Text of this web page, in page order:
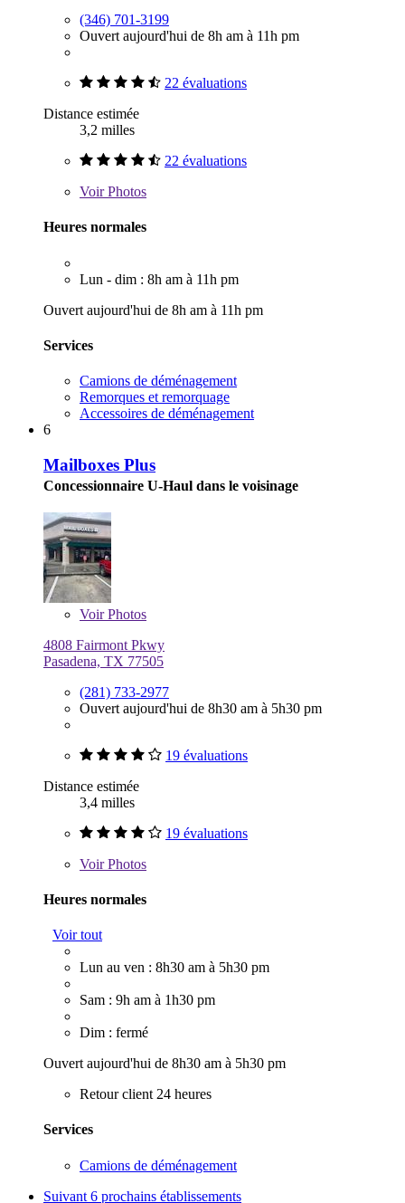
(346) 701-3199
Ouvert aujourd'hui de 8h am à 11h pm
22 évaluations
Distance estimée
3,2 milles
22 évaluations
VoirPhotos
Heures normales
Lun - dim : 8h am à 11h pm
Ouvert aujourd'hui de 8h am à 11h pm
Services
Camions de déménagement
Remorques et remorquage
Accessoires de déménagement
6
Mailboxes Plus
Concessionnaire U-Haul dans le voisinage
VoirPhotos
4808 Fairmont Pkwy
Pasadena, TX 77505
(281) 733-2977
Ouvert aujourd'hui de 8h30 am à 5h30 pm
19 évaluations
Distance estimée
3,4 milles
19 évaluations
VoirPhotos
Heures normales
Voir tout
Lun au ven : 8h30 am à 5h30 pm
Sam : 9h am à 1h30 pm
Dim : fermé
Ouvert aujourd'hui de 8h30 am à 5h30 pm
Retour client 24 heures
Services
Camions de déménagement
Suivant 6 prochains établissements